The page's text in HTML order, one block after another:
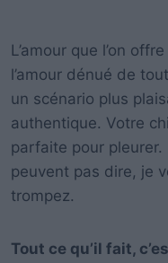
L’amour que l’on
l’amour dénué de
un scénario plus
authentique. Votre
parfaite pour pleurer.
peuvent pas dire, je
trompez.
Tout ce qu’il fait,